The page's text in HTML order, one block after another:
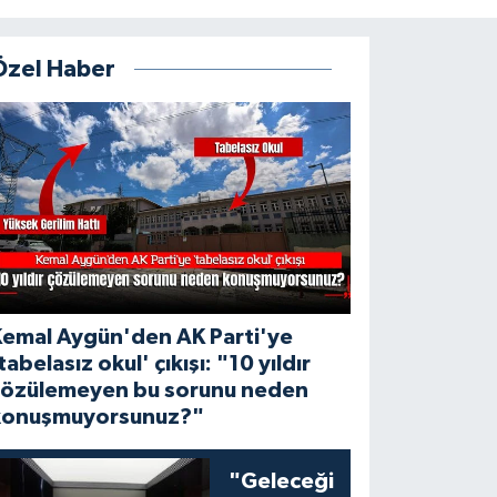
Haber
Aygün'den AK Parti'ye
okul' çıkışı: "10 yıldır
bu sorunu neden
"Geleceği